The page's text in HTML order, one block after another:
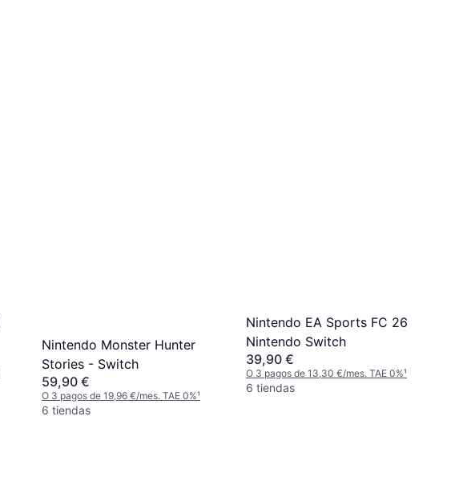
Nintendo Monster Hunter
Stories - Switch
59,90 €
O 3 pagos de 19,96 €/mes. TAE 0%¹
6 tiendas
Nintendo EA Sports FC 26
Nintendo Switch
39,90 €
O 3 pagos de 13,30 €/mes. TAE 0%¹
6 tiendas